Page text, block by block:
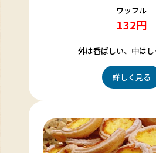
ワッフル
132円
外は香ばしい、中はし
詳しく見る